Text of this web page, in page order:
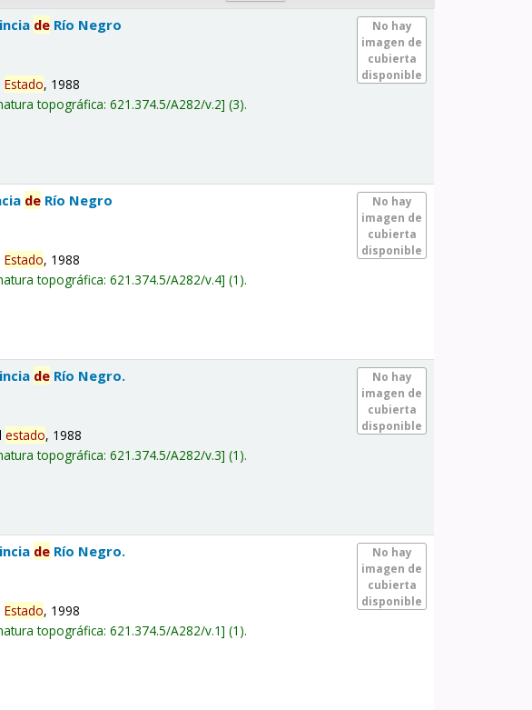
No hay
imagen de
cubierta
disponible
de Río Negro
Estado, 1988
topográfica:621.374.5/A282/v.2 (3).
No hay
imagen de
cubierta
disponible
de Río Negro
Estado, 1988
topográfica:621.374.5/A282/v.4 (1).
No hay
imagen de
cubierta
disponible
de Río Negro.
lestado, 1988
topográfica:621.374.5/A282/v.3 (1).
No hay
imagen de
cubierta
disponible
de Río Negro.
Estado, 1998
topográfica:621.374.5/A282/v.1 (1).